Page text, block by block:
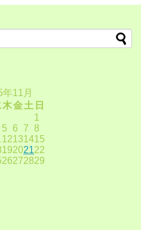
年11月
木金土 日
1
5 6 7 8
12131415
19202122
26272829